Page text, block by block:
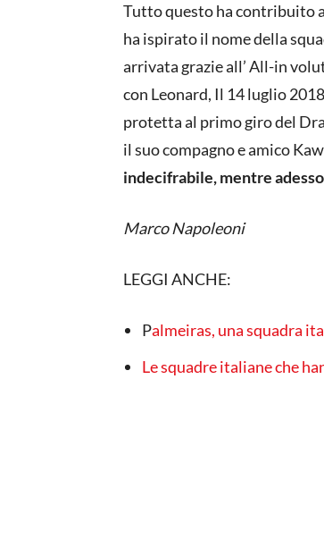
Tutto questo ha contribuito
ha ispirato il nome della
arrivata grazie all’ All-in
con Leonard, Il 14 luglio
protetta al primo giro del
il suo compagno e amico
indecifrabile, mentre
Marco Napoleoni
LEGGI ANCHE:
Palmeiras, una squadra
Le squadre italiane che